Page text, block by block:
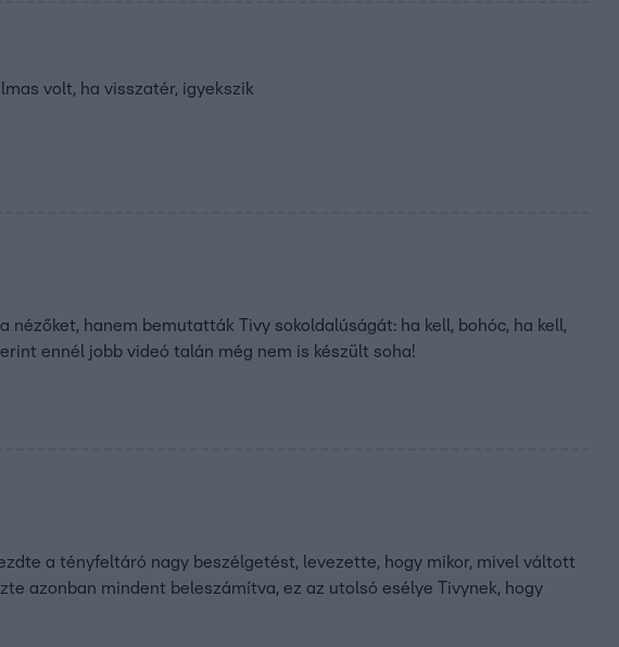
volt, ha visszatér, igyekszik
hanem bemutatták Tivy sokoldalúságát: ha kell, bohóc, ha kell,
ennél jobb videó talán még nem is készült soha!
a tényfeltáró nagy beszélgetést, levezette, hogy mikor, mivel váltott
azonban mindent beleszámítva, ez az utolsó esélye Tivynek, hogy